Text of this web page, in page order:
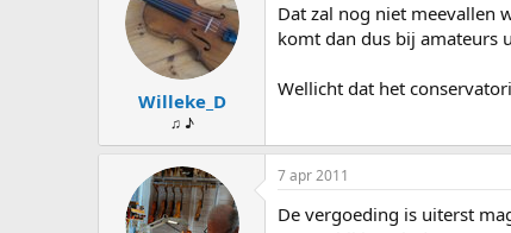
Willeke_D
♫ ♪
Dat zal nog niet meevallen
komt dan dus bij amateurs
Wellicht dat het
7 apr 2011
De vergoeding is uiterst